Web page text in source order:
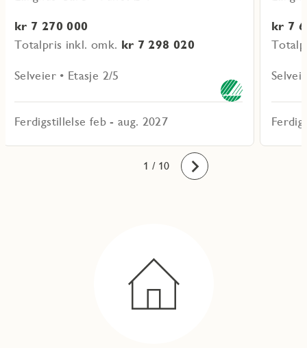
kr 7 270 000
Totalpris inkl. omk. kr 7 298 020
Selveier • Etasje 2/5
Ferdigstillelse feb - aug. 2027
kr 7
1
2
3
4
5
6
7
8
9
10 / 10 Fremover